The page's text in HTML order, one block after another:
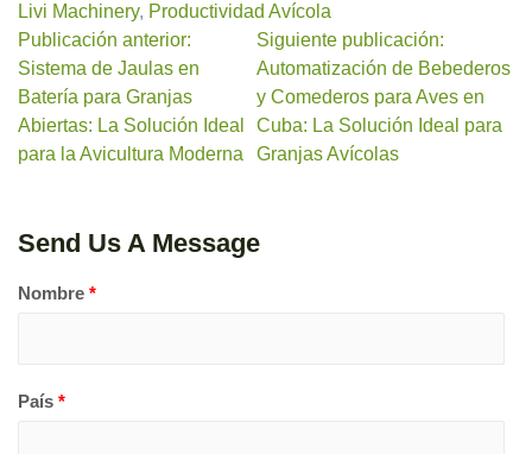
Livi Machinery, Productividad Avícola
Publicación anterior:
Sistema de Jaulas en
Batería para Granjas
Abiertas: La Solución Ideal
para la Avicultura Moderna
Siguiente publicación:
Automatización de Bebederos
y Comederos para Aves en
Cuba: La Solución Ideal para
Granjas Avícolas
Send Us A Message
Nombre *
País *